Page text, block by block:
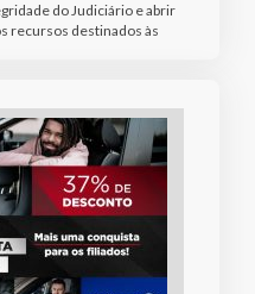
do Judiciário e abrir
recursos destinados às